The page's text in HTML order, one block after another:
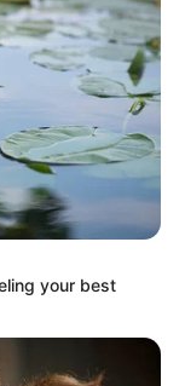
, 2sur4
cesmeilleures-
Avec une mise
arrivée du
définitifs
par le PMU.
your best